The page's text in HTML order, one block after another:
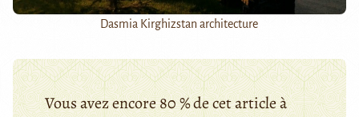
Dasmia Kirghizstan architecture
Vous avez encore 80 % de cet article à